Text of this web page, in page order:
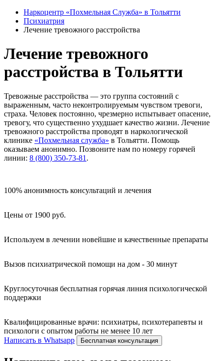
Наркоцентр «Похмельная Служба» в Тольятти
Психиатрия
Лечение тревожного расстройства
Лечение тревожного
расстройства в Тольятти
Тревожные расстройства ― это группа состояний с
выраженным, часто неконтролируемым чувством тревоги,
страха. Человек постоянно, чрезмерно испытывает опасение,
тревогу, что существенно ухудшает качество жизни. Лечение
тревожного расстройства проводят в наркологической
клинике «Похмельная служба» в Тольятти. Помощь
оказываем анонимно. Позвоните нам по номеру горячей
линии: 8 (800) 350-73-81 .
100% анонимность консультаций и лечения
Цены от 1900 руб.
Используем в лечении новейшие и качественные препараты
Вызов психиатрической помощи на дом - 30 минут
Круглосуточная бесплатная горячая линия психологической
поддержки
Квалифицированные врачи: психиатры, психотерапевты и
психологи с опытом работы не менее 10 лет
Написать в Whatsapp
Бесплатная консультация